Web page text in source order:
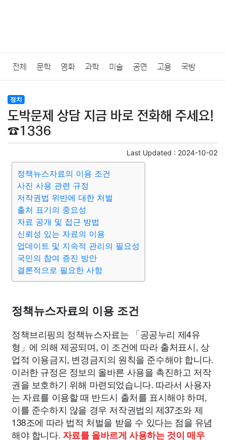
전체 문학 영화 과학 미술 공연 고용 국방
법률
질병 가요 방송 일상 주식 암호화폐 블록체인
미용 증권 인테리어
요리 상품리뷰 원예 금융
대출 자동차 취미 여행
종교 사회 정치 건강
부동산 외국어 교육
정치
도박문제 상담 지금 바로 전화해 주세요!
☎1336
Last Updated : 2024-10-02
정책뉴스자료의 이용 조건
사진 사용 관련 규정
저작권법 위반에 대한 처벌
출처 표기의 중요성
자료 공개 및 접근 방법
신뢰성 있는 자료의 이용
업데이트 및 지속적 관리의 필요성
국민의 참여 증진 방안
결론적으로 필요한 사항
정책뉴스자료의 이용 조건
정책브리핑의 정책뉴스자료는 「공공누리 제4유
형」에 의해 제공되며, 이 조건에 따라 출처표시, 상
업적 이용금지, 변경금지의 원칙을 준수해야 합니다.
이러한 규정은 정보의 올바른 사용을 촉진하고 저작
권을 보호하기 위해 마련되었습니다. 따라서 사용자
는 자료를 이용할 때 반드시 출처를 표시해야 하며,
이를 준수하지 않을 경우 저작권법의 제37조와 제
138조에 따라 법적 처벌을 받을 수 있다는 점을 유념
해야 합니다. 자료를 올바르게 사용하는 것이 매우